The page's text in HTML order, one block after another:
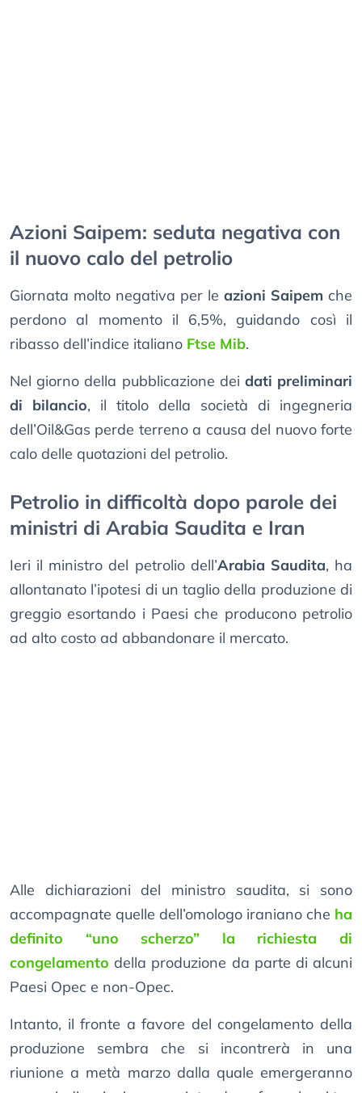
Azioni Saipem: seduta negativa con
il nuovo calo del petrolio
Giornata molto negativa per le azioni Saipem che
perdono al momento il 6,5%, guidando così il
ribasso dell’indice italiano Ftse Mib.
Nel giorno della pubblicazione dei dati preliminari
di bilancio, il titolo della società di ingegneria
dell’Oil&Gas perde terreno a causa del nuovo forte
calo delle quotazioni del petrolio.
Petrolio in difficoltà dopo parole dei
ministri di Arabia Saudita e Iran
Ieri il ministro del petrolio dell’Arabia Saudita, ha
allontanato l’ipotesi di un taglio della produzione di
greggio esortando i Paesi che producono petrolio
ad alto costo ad abbandonare il mercato.
Alle dichiarazioni del ministro saudita, si sono
accompagnate quelle dell’omologo iraniano che ha
definito “uno scherzo” la richiesta di
congelamento della produzione da parte di alcuni
Paesi Opec e non-Opec.
Intanto, il fronte a favore del congelamento della
produzione sembra che si incontrerà in una
riunione a metà marzo dalla quale emergeranno